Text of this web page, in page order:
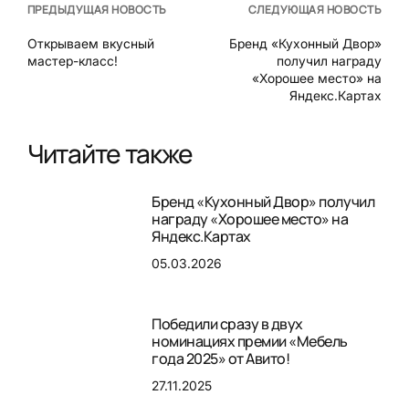
ПРЕДЫДУЩАЯ НОВОСТЬ
Открываем вкусный
мастер-класс!
СЛЕДУЮЩАЯ НОВОСТЬ
Бренд «Кухонный Двор»
получил награду
«Хорошее место» на
Яндекс.Картах
Читайте также
Бренд «Кухонный Двор» получил
награду «Хорошее место» на
Яндекс.Картах
05.03.2026
Победили сразу в двух
номинациях премии «Мебель
года 2025» от Авито!
27.11.2025